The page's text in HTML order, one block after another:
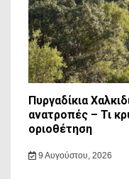
Πυργαδίκια
ανατροπές – Τι
οριοθέτηση
9 Αυγούστου, 2026